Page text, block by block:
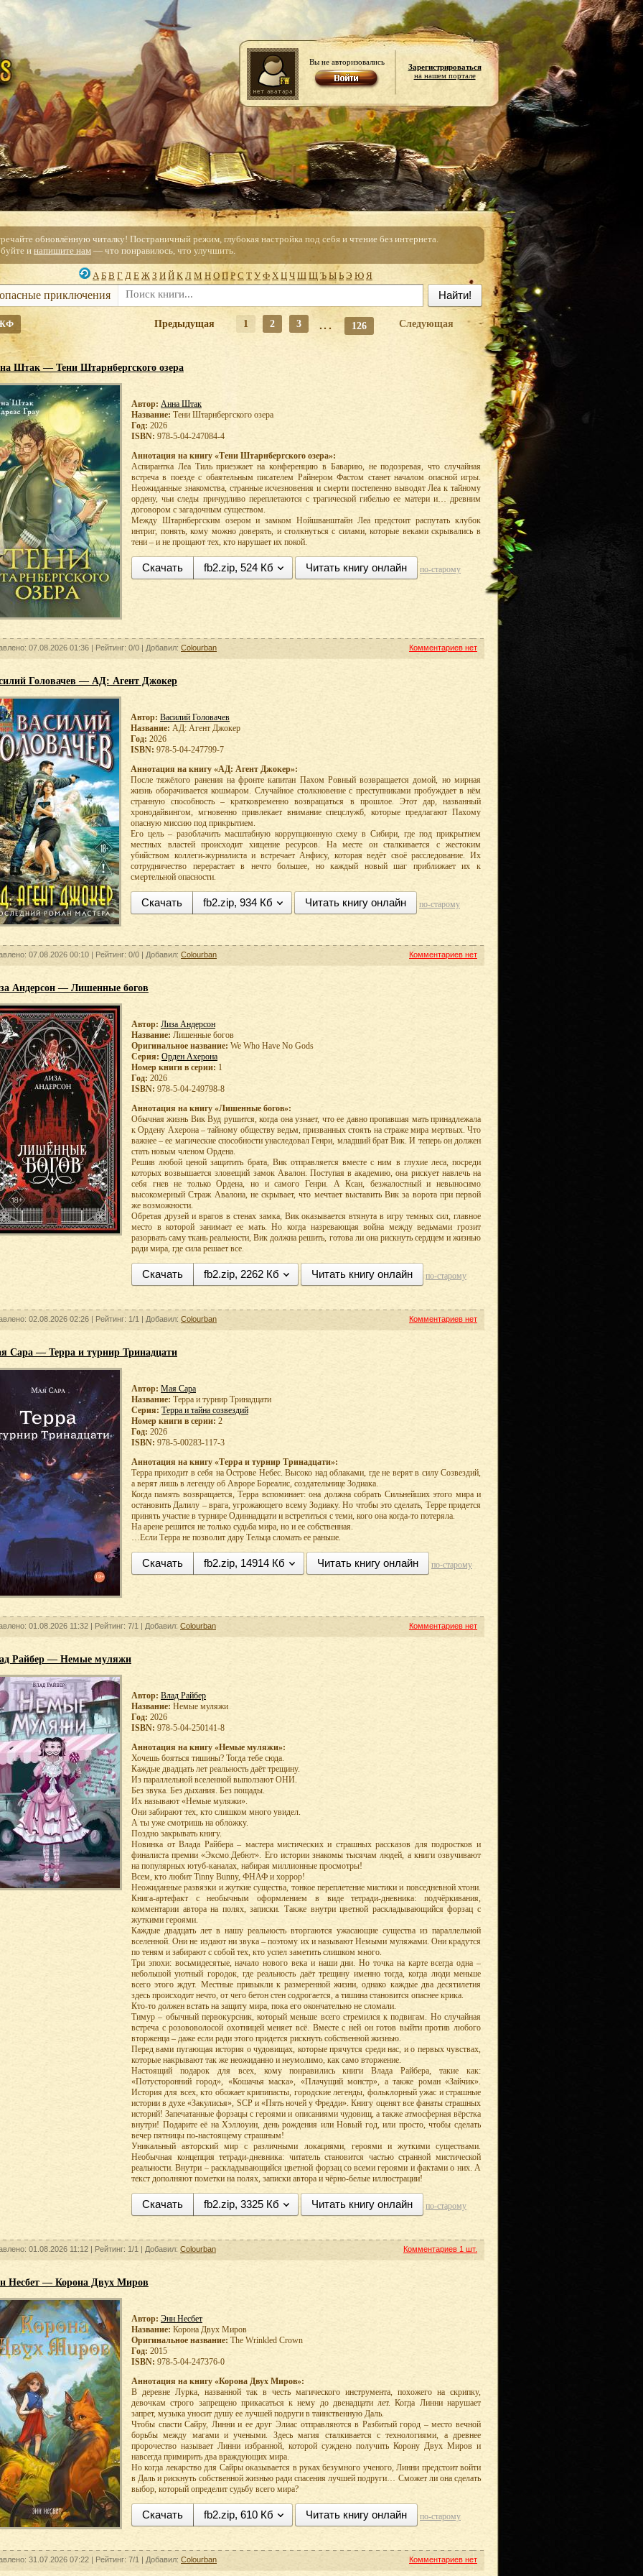
Вы не авторизовались
Зарегистрироваться
на нашем портале
обновлённую читалку! Постраничный режим, глубокая настройка под себя и чтение без интернета.
и напишите нам — что понравилось, что улучшить.
А Б В Г Д Е Ж З И Й К Л М Н О П Р С Т У Ф Х Ц Ч Ш Щ Ъ Ы Ь Э Ю Я
Найти!
приключения
Предыдущая 1 2 3 ... 126 Следующая
Штак — Тени Штарнбергского озера
Автор: Анна Штак
Название: Тени Штарнбергского озера
Год: 2026
ISBN: 978-5-04-247084-4
Аннотация на книгу «Тени Штарнбергского озера»:
Аспирантка Леа Тиль приезжает на конференцию в Баварию, не подозревая, что случайная
встреча в поезде с обаятельным писателем Райнером Фастом станет началом опасной игры.
Неожиданные знакомства, странные исчезновения и смерти постепенно выводят Леа к тайному
ордену, чьи следы причудливо переплетаются с трагической гибелью ее матери и… древним
договором с загадочным существом.
Между Штарнбергским озером и замком Нойшванштайн Леа предстоит распутать клубок
интриг, понять, кому можно доверять, и столкнуться с силами, которые веками скрывались в
тени – и не прощают тех, кто нарушает их покой.
Скачать fb2.zip, 524 Кб Читать книгу онлайн по-старому
07.08.2026 01:36 | Рейтинг: 0/0 | Добавил: Colourban Комментариев нет
Головачев — АД: Агент Джокер
Автор: Василий Головачев
Название: АД: Агент Джокер
Год: 2026
ISBN: 978-5-04-247799-7
Аннотация на книгу «АД: Агент Джокер»:
После тяжёлого ранения на фронте капитан Пахом Ровный возвращается домой, но мирная
жизнь оборачивается кошмаром. Случайное столкновение с преступниками пробуждает в нём
странную способность – кратковременно возвращаться в прошлое. Этот дар, названный
хронодайвингом, мгновенно привлекает внимание спецслужб, которые предлагают Пахому
опасную миссию под прикрытием.
Его цель – разоблачить масштабную коррупционную схему в Сибири, где под прикрытием
местных властей происходит хищение ресурсов. На месте он сталкивается с жестоким
убийством коллеги-журналиста и встречает Анфису, которая ведёт своё расследование. Их
сотрудничество перерастает в нечто большее, но каждый новый шаг приближает их к
смертельной опасности.
Скачать fb2.zip, 934 Кб Читать книгу онлайн по-старому
07.08.2026 00:10 | Рейтинг: 0/0 | Добавил: Colourban Комментариев нет
Андерсон — Лишенные богов
Автор: Лиза Андерсон
Название: Лишенные богов
Оригинальное название: We Who Have No Gods
Серия: Орден Ахерона
Номер книги в серии: 1
Год: 2026
ISBN: 978-5-04-249798-8
Аннотация на книгу «Лишенные богов»:
Обычная жизнь Вик Вуд рушится, когда она узнает, что ее давно пропавшая мать принадлежала
к Ордену Ахерона – тайному обществу ведьм, призванных стоять на страже мира мертвых. Что
важнее – ее магические способности унаследовал Генри, младший брат Вик. И теперь он должен
стать новым членом Ордена.
Решив любой ценой защитить брата, Вик отправляется вместе с ним в глухие леса, посреди
которых возвышается зловещий замок Авалон. Поступая в академию, она рискует навлечь на
себя гнев не только Ордена, но и самого Генри. А Ксан, безжалостный и невыносимо
высокомерный Страж Авалона, не скрывает, что мечтает выставить Вик за ворота при первой
же возможности.
Обретая друзей и врагов в стенах замка, Вик оказывается втянута в игру темных сил, главное
место в которой занимает ее мать. Но когда назревающая война между ведьмами грозит
разорвать саму ткань реальности, Вик должна решить, готова ли она рискнуть сердцем и жизнью
ради мира, где сила решает все.
Скачать fb2.zip, 2262 Кб Читать книгу онлайн по-старому
02.08.2026 02:26 | Рейтинг: 1/1 | Добавил: Colourban Комментариев нет
Сара — Терра и турнир Тринадцати
Автор: Мая Сара
Название: Терра и турнир Тринадцати
Серия: Терра и тайна созвездий
Номер книги в серии: 2
Год: 2026
ISBN: 978-5-00283-117-3
Аннотация на книгу «Терра и турнир Тринадцати»:
Терра приходит в себя на Острове Небес. Высоко над облаками, где не верят в силу Созвездий,
а верят лишь в легенду об Авроре Бореалис, создательнице Зодиака.
Когда память возвращается, Терра вспоминает: она должна собрать Сильнейших этого мира и
остановить Далилу – врага, угрожающего всему Зодиаку. Но чтобы это сделать, Терре придется
принять участие в турнире Одиннадцати и встретиться с теми, кого она когда-то потеряла.
На арене решится не только судьба мира, но и ее собственная.
…Если Терра не позволит дару Тельца сломать ее раньше.
Скачать fb2.zip, 14914 Кб Читать книгу онлайн по-старому
01.08.2026 11:32 | Рейтинг: 7/1 | Добавил: Colourban Комментариев нет
Райбер — Немые муляжи
Автор: Влад Райбер
Название: Немые муляжи
Год: 2026
ISBN: 978-5-04-250141-8
Аннотация на книгу «Немые муляжи»:
Хочешь бояться тишины? Тогда тебе сюда.
Каждые двадцать лет реальность даёт трещину.
Из параллельной вселенной выползают ОНИ.
Без звука. Без дыхания. Без пощады.
Их называют «Немые муляжи».
Они забирают тех, кто слишком много увидел.
А ты уже смотришь на обложку.
Поздно закрывать книгу.
Новинка от Влада Райбера – мастера мистических и страшных рассказов для подростков и
финалиста премии «Эксмо.Дебют». Его истории знакомы тысячам людей, а книги озвучивают
на популярных ютуб-каналах, набирая миллионные просмотры!
Всем, кто любит Tinny Bunny, ФНАФ и хоррор!
Неожиданные развязки и жуткие существа, тонкое переплетение мистики и повседневной хтони.
Книга-артефакт с необычным оформлением в виде тетради-дневника: подчёркивания,
комментарии автора на полях, записки. Также внутри цветной раскладывающийся форзац с
жуткими героями.
Каждые двадцать лет в нашу реальность вторгаются ужасающие существа из параллельной
вселенной. Они не издают ни звука – поэтому их и называют Немыми муляжами. Они крадутся
по теням и забирают с собой тех, кто успел заметить слишком много.
Три эпохи: восьмидесятые, начало нового века и наши дни. Но точка на карте всегда одна –
небольшой уютный городок, где реальность даёт трещину именно тогда, когда люди меньше
всего этого ждут. Местные привыкли к размеренной жизни, однако каждые два десятилетия
здесь происходит нечто, от чего бетон стен содрогается, а тишина становится опаснее крика.
Кто-то должен встать на защиту мира, пока его окончательно не сломали.
Тимур – обычный первокурсник, который меньше всего стремился к подвигам. Но случайная
встреча с розововолосой охотницей меняет всё. Вместе с ней он готов выйти против любого
вторженца – даже если ради этого придется рискнуть собственной жизнью.
Перед вами пугающая история о чудовищах, которые прячутся среди нас, и о первых чувствах,
которые накрывают так же неожиданно и неумолимо, как само вторжение.
Настоящий подарок для всех, кому понравились книги Влада Райбера, такие как:
«Потусторонний город», «Кошачья маска», «Плачущий монстр», а также роман «Зайчик».
История для всех, кто обожает крипипасты, городские легенды, фольклорный ужас и страшные
истории в духе «Закулисья», SCP и «Пять ночей у Фредди». Книгу оценят все фанаты страшных
историй! Запечатанные форзацы с героями и описаниями чудовищ, а также атмосферная вёрстка
внутри! Подарите её на Хэллоуин, день рождения или Новый год, или просто, чтобы сделать
вечер пятницы по-настоящему страшным!
Уникальный авторский мир с различными локациями, героями и жуткими существами.
Необычная концепция тетради-дневника: читатель становится частью странной мистической
реальности. Внутри – раскладывающийся цветной форзац со всеми героями и фактами о них. А
текст дополняют пометки на полях, записки автора и чёрно-белые иллюстрации!
Скачать fb2.zip, 3325 Кб Читать книгу онлайн по-старому
01.08.2026 11:12 | Рейтинг: 1/1 | Добавил: Colourban Комментариев 1 шт.
Несбет — Корона Двух Миров
Автор: Энн Несбет
Название: Корона Двух Миров
Оригинальное название: The Wrinkled Crown
Год: 2015
ISBN: 978-5-04-247376-0
Аннотация на книгу «Корона Двух Миров»:
В деревне Лурка, названной так в честь магического инструмента, похожего на скрипку,
девочкам строго запрещено прикасаться к нему до двенадцати лет. Когда Линни нарушает
запрет, музыка уносит душу ее лучшей подруги в таинственную Даль.
Чтобы спасти Сайру, Линни и ее друг Элиас отправляются в Разбитый город – место вечной
борьбы между магами и учеными. Здесь магия сталкивается с технологиями, а древнее
пророчество называет Линни избранной, которой суждено получить Корону Двух Миров и
навсегда примирить два враждующих мира.
Но когда лекарство для Сайры оказывается в руках безумного ученого, Линни предстоит войти
в Даль и рискнуть собственной жизнью ради спасения лучшей подруги… Сможет ли она сделать
выбор, который определит судьбу всего мира?
Скачать fb2.zip, 610 Кб Читать книгу онлайн по-старому
31.07.2026 07:22 | Рейтинг: 7/1 | Добавил: Colourban Комментариев нет